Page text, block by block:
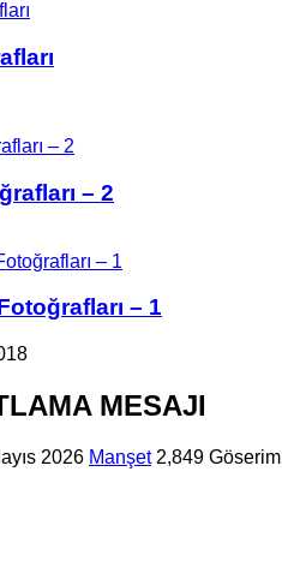
– 2
– 1
MESAJI
2026 Manşet 2,849 Göserim